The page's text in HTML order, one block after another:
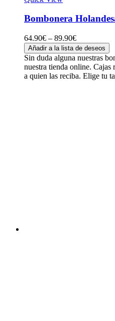
Bombonera
64.90€ – 89.90€
Añadir a la lista de deseos
Sin duda alguna nuestras
nuestra tienda online. Cajas
a quien las reciba. Elige tu